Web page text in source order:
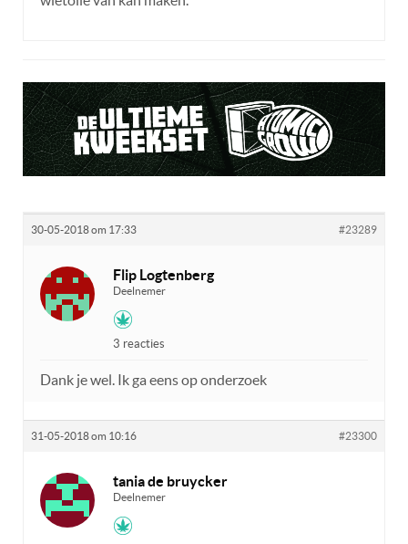
30-05-2018 om 17:33 #23289
Flip Logtenberg
Deelnemer
3 reacties
Dank je wel. Ik ga eens op onderzoek
31-05-2018 om 10:16 #23300
tania de bruycker
Deelnemer